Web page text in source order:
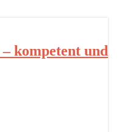
kompetent und